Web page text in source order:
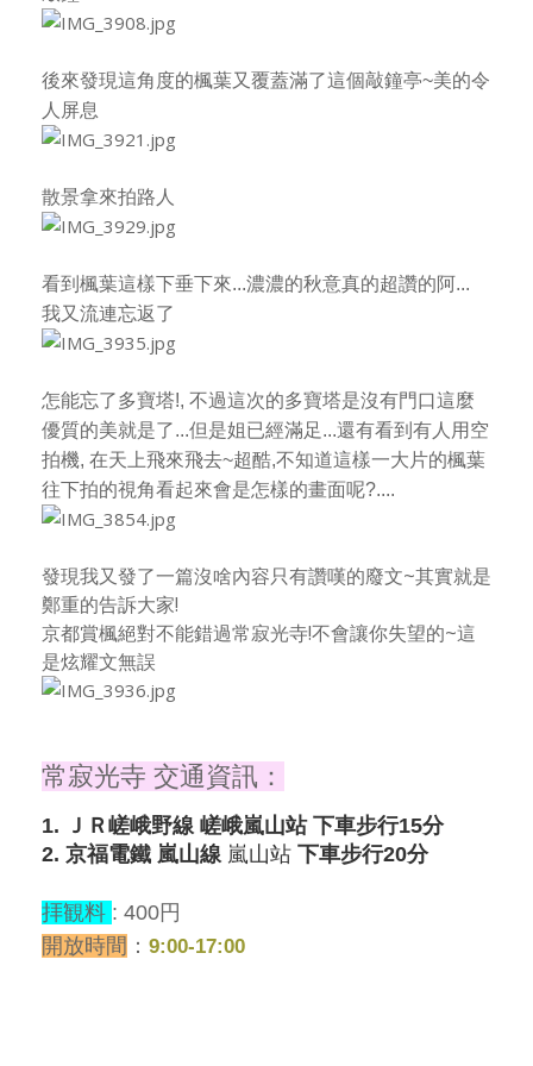
後來發現這角度的楓葉又覆蓋滿了這個敲鐘亭~美的令
人屏息
散景拿來拍路人
看到楓葉這樣下垂下來...濃濃的秋意真的超讚的阿...
我又流連忘返了
怎能忘了多寶塔!, 不過這次的多寶塔是沒有門口這麼
優質的美就是了...但是姐已經滿足...還有看到有人用空
拍機, 在天上飛來飛去~超酷,不知道這樣一大片的楓葉
往下拍的視角看起來會是怎樣的畫面呢?....
發現我又發了一篇沒啥內容只有讚嘆的廢文~其實就是
鄭重的告訴大家!
京都賞楓絕對不能錯過常寂光寺!不會讓你失望的~這
是炫耀文無誤
常寂光寺 交通資訊：
1. ＪＲ嵯峨野線 嵯峨嵐山站 下車步行15分
2. 京福電鐵 嵐山線 嵐山站 下車步行20分
拝観料 : 400円
開放時間 ： 9:00-17:00